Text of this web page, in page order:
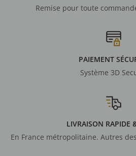
Remise pour toute
PAIEMENT
Système 3D
LIVRAISON RAPIDE
En France métropolitaine. Autres